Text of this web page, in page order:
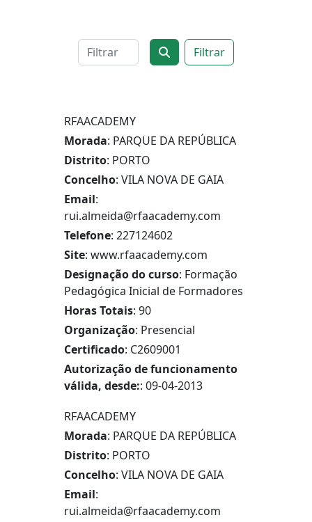
Filtrar
RFAACADEMY
Morada: PARQUE DA REPÚBLICA
Distrito: PORTO
Concelho: VILA NOVA DE GAIA
Email:
rui.almeida@rfaacademy.com
Telefone: 227124602
Site: www.rfaacademy.com
Designação do curso: Formação
Pedagógica Inicial de Formadores
Horas Totais: 90
Organização: Presencial
Certificado: C2609001
Autorização de funcionamento
válida, desde:: 09-04-2013
RFAACADEMY
Morada: PARQUE DA REPÚBLICA
Distrito: PORTO
Concelho: VILA NOVA DE GAIA
Email:
rui.almeida@rfaacademy.com